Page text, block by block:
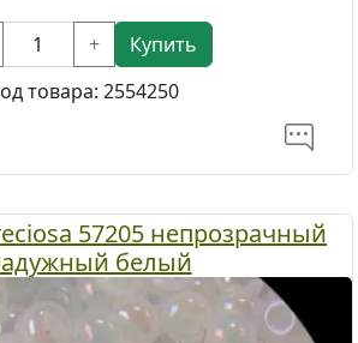
+
Купить
товара: 2554250
57205 непрозрачный
белый